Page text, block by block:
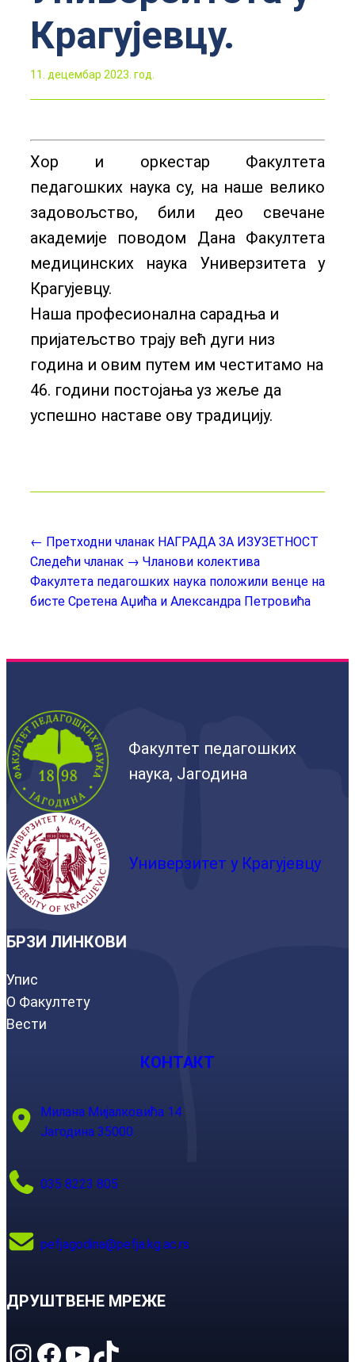
Крагујевцу.
11. децембар 2023. год.
Хор и оркестар Факултета
педагошких наука су, на наше велико
задовољство, били део свечане
академије поводом Дана Факултета
медицинских наука Универзитета у
Крагујевцу.
Наша професионална сарадња и
пријатељство трају већ дуги низ
година и овим путем им честитамо на
46. години постојања уз жеље да
успешно наставе ову традицију.
← Претходни чланак НАГРАДА ЗА ИЗУЗЕТНОСТ
Следећи чланак → Чланови колектива
Факултета педагошких наука положили венце на
бисте Сретена Аџића и Александра Петровића
Факултет педагошких
наука, Јагодина
Универзитет у Крагујевцу
БРЗИ ЛИНКОВИ
Упис
О Факултету
Вести
КОНТАКТ
Милана Мијалковића 14
Јагодина 35000
035 8223 805
pefjagodina@pefja.kg.ac.rs
ДРУШТВЕНЕ МРЕЖЕ
Instagram Facebook YouTube TikTok